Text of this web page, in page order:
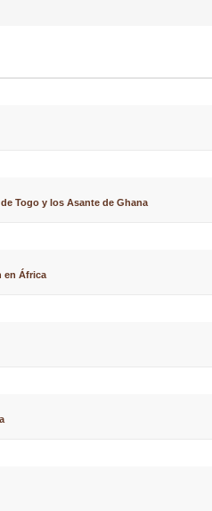
Togo y los Asante de Ghana
en África